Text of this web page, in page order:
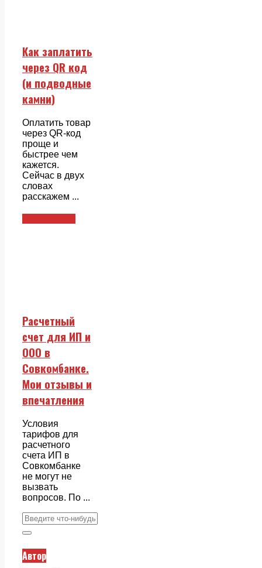
Как заплатить
через QR код
(и подводные
камни)
Оплатить товар
через QR-код
проще и
быстрее чем
кажется.
Сейчас в двух
словах
расскажем ...
Расчетный
счет для ИП и
ООО в
Совкомбанке.
Мои отзывы и
впечатления
Условия
тарифов для
расчетного
счета ИП в
Совкомбанке
не могут не
вызвать
вопросов. По ...
Автор